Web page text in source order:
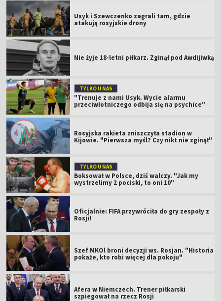
Usyk i Szewczenko zagrali tam, gdzie
atakują rosyjskie drony
Nie żyje 18-letni piłkarz. Zginął pod Awdijiwką
TYLKO U NAS
"Trenuje z nami Usyk. Wycie alarmu
przeciwlotniczego odbija się na psychice"
Rosyjska rakieta zniszczyła stadion w
Kijowie. "Pierwsza myśl? Czy nikt nie zginął"
TYLKO U NAS
Boksował w Polsce, dziś walczy. "Jak my
wystrzelimy 2 pociski, to oni 10"
Oficjalnie: FIFA przywróciła do gry zespoły z
Rosji!
Szef MKOl broni decyzji ws. Rosjan. "Historia
pokaże, kto robi więcej dla pokoju"
Afera w Niemczech. Trener piłkarski
szpiegował na rzecz Rosji